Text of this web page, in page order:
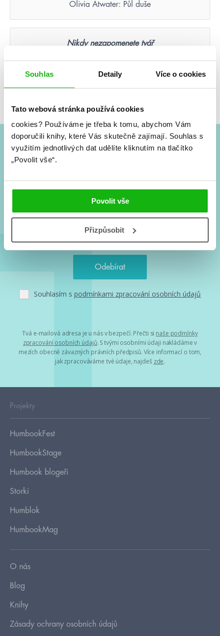
Souhlas Detaily Více o cookies
Tato webová stránka používá cookies
cookies? Používáme je třeba k tomu, abychom Vám
doporučili knihy, které Vás skutečně zajímají. Souhlas s
využitím jednotlivých dat udělíte kliknutím na tlačítko
„Povolit vše“.
Povolit vše
Přizpůsobit
Olivia Atwater: Půl duše
Nikdy nezapomenete tvář
#HumbookNews
Souhlasím s podmínkami zpracování osobních údajů
Tvá e-mailová adresa je u nás v bezpečí. Přečti si naše podmínky
zpracování osobních údajů. S tvými osobními údaji nakládáme v
mezích obecně závazných právních předpisů. Více informací o tom,
jak zpracováváme tvé údaje, najdeš zde.
Projekty
HumbookFest
HumbookStage
Humbook blogeři
Storki
Humblok
HumbookMag
O nás
Blog
Knihy
Zásady ochrany osobních údajů